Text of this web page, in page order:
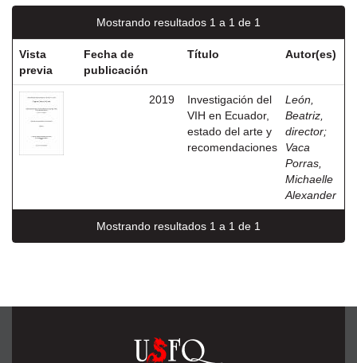
Mostrando resultados 1 a 1 de 1
Vista
previa
Fecha de
publicación
Título Autor(es)
2019
Investigación del
VIH en Ecuador,
estado del arte y
recomendaciones
León,
Beatriz,
director;
Vaca
Porras,
Michaelle
Alexander
Mostrando resultados 1 a 1 de 1